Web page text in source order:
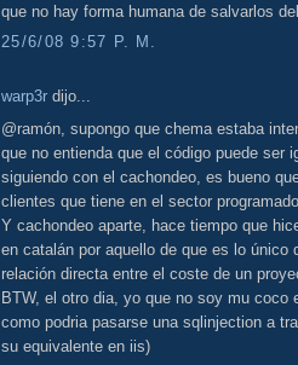
que no hay forma humana de salvarlos
25/6/08 9:57 P. M.
warp3r dijo...
@ramón, supongo que chema estaba
que no entienda que el código puede ser
siguiendo con el cachondeo, es bueno
clientes que tiene en el sector
Y cachondeo aparte, hace tiempo que
en catalán por aquello de que es lo único
relación directa entre el coste de un
BTW, el otro dia, yo que no soy mu coco
como podria pasarse una sqlinjection a
su equivalente en iis)